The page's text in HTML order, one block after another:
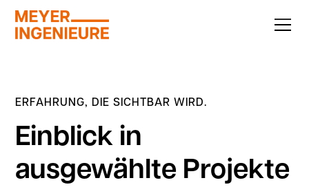
ERFAHRUNG, DIE SICHTBAR WIRD.
Einblick in
ausgewählte Projekte